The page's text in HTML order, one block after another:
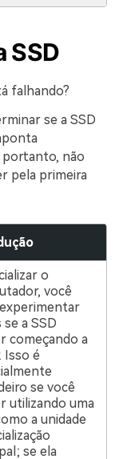
SSD
falhando?
se a SSD
portanto, não
pela primeira
o
você
se a SSD
começando a
Isso é
se você
utilizando uma
a unidade
se ela